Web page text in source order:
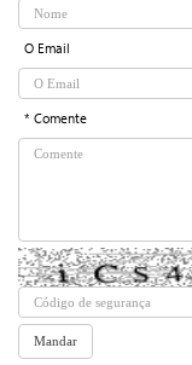
O Email
* Comente